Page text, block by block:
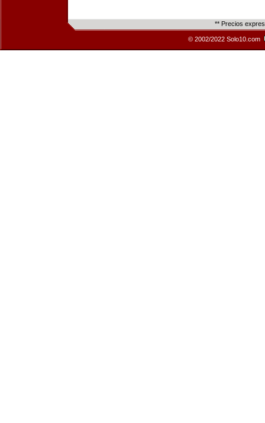
** Precios
© 2002/2022 Solo10.com